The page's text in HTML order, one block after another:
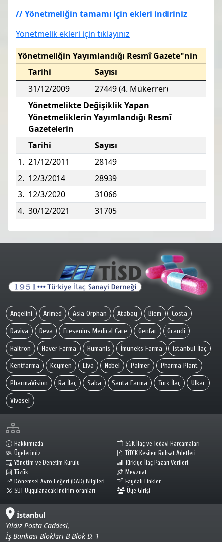
// Yönetmeliğin tamamı için ekleri indiriniz
Yönetmelik ekleri için tıklayınız
Yönetmeliğin Yayımlandığı Resmî Gazete"nin
Tarihi
Sayısı
31/12/2009
27449 (4. Mükerrer)
Yönetmelikte Değişiklik Yapan
Yönetmeliklerin Yayımlandığı Resmî
Gazetelerin
Tarihi
Sayısı
1. 21/12/2011
28149
2. 12/3/2014
28939
3. 12/3/2020
31066
4. 30/12/2021 31705
Angelini Arimed Asia Orphan Atabay Biem Costa
Daviva Deva Fresenius Medical Care Genfar Grandi
Haltron Haver Farma Humanis İmuneks Farma istanbul İlaç
Kentfarma Keymen Liva Nobel Palmer Pharma Plant
PharmaVision Ra İlaç Saba Santa Farma Turk İlaç Ulkar
Vivosel
Hakkımızda
Üyelerimiz
Yönetim ve Denetim Kurulu
Tüzük
Dönemsel Avro Değeri (DAD) Bilgileri
SUT Uygulanacak indirim oranları
SGK İlaç ve Tedavi Harcamaları
TİTCK Kesilen Ruhsat Adetleri
Türkiye İlaç Pazarı Verileri
Mevzuat
Faydalı Linkler
Üye Girişi
İstanbul
Yıldız Posta Caddesi,
İş Bankası Blokları B Blok D. 1